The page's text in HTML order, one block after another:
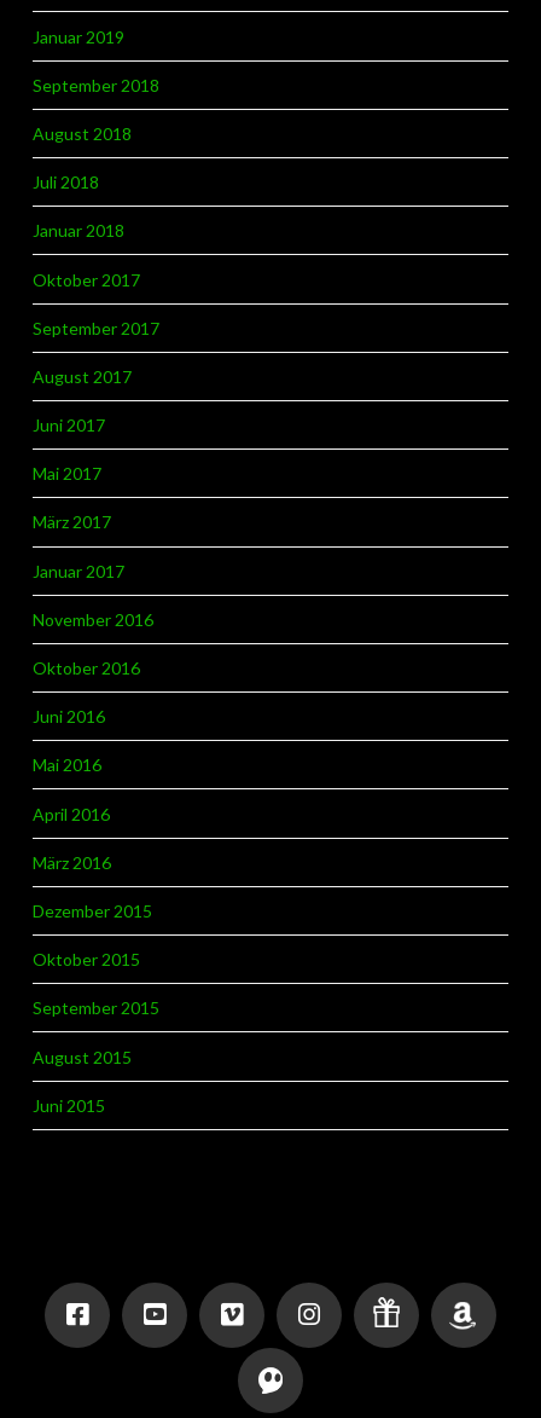
Januar 2019
September 2018
August 2018
Juli 2018
Januar 2018
Oktober 2017
September 2017
August 2017
Juni 2017
Mai 2017
März 2017
Januar 2017
November 2016
Oktober 2016
Juni 2016
Mai 2016
April 2016
März 2016
Dezember 2015
Oktober 2015
September 2015
August 2015
Juni 2015